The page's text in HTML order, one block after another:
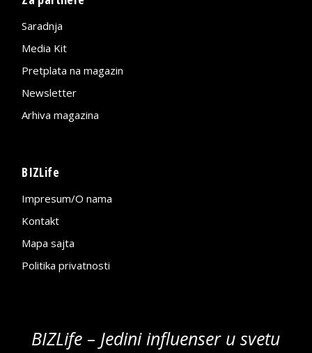
Saradnja
Media Kit
Pretplata na magazin
Newsletter
Arhiva magazina
BIZLife
Impresum/O nama
Kontakt
Mapa sajta
Politika privatnosti
BIZLife – Jedini influenser u svetu